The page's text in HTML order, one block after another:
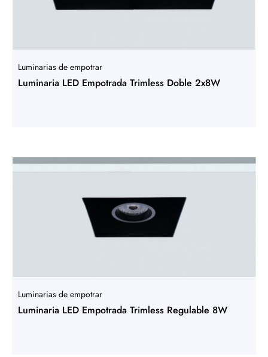
Luminarias de empotrar
Luminaria LED Empotrada Trimless Doble 2x8W
Luminarias de empotrar
Luminaria LED Empotrada Trimless Regulable 8W